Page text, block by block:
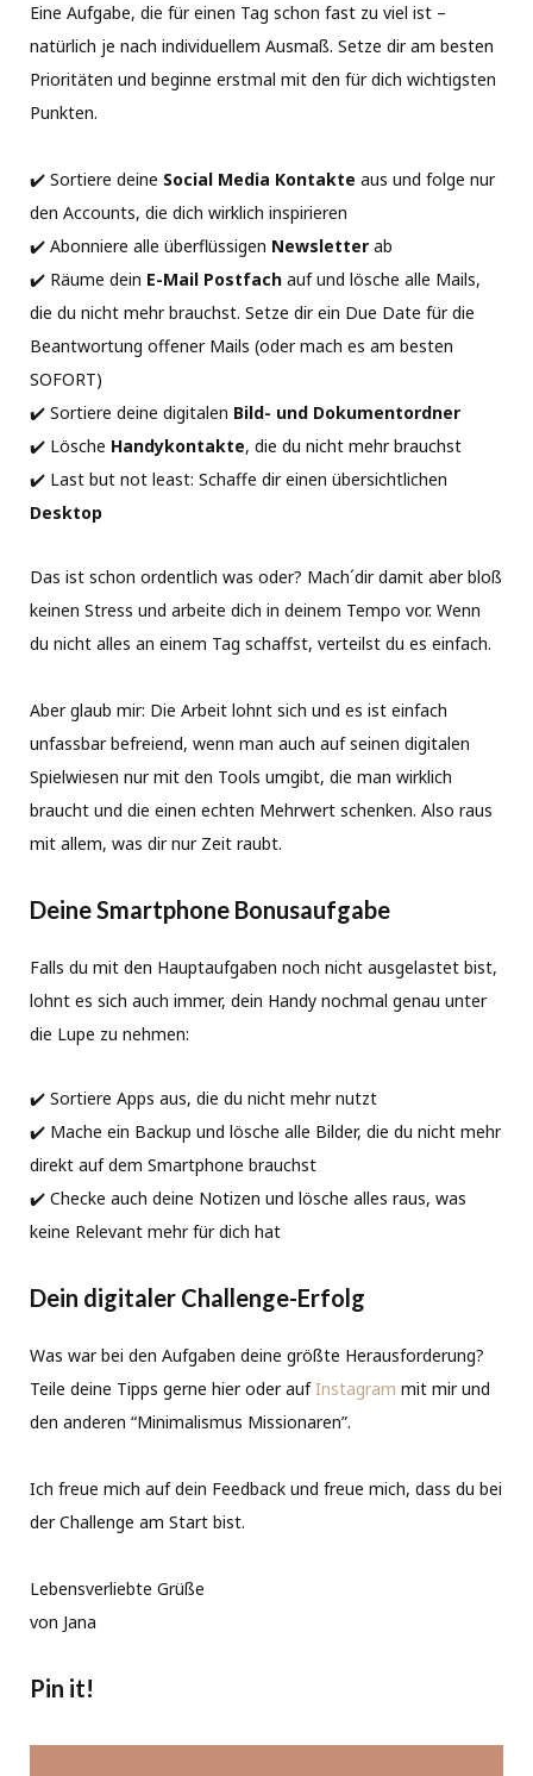
Eine Aufgabe, die für einen Tag schon fast zu viel ist –
natürlich je nach individuellem Ausmaß. Setze dir am besten
Prioritäten und beginne erstmal mit den für dich wichtigsten
Punkten.⁠⠀
✔️ Sortiere deine Social Media Kontakte aus und folge nur
den Accounts, die dich wirklich inspirieren⁠⠀
✔️ Abonniere alle überflüssigen Newsletter ab⁠⠀
✔️ Räume dein E-Mail Postfach auf und lösche alle Mails,
die du nicht mehr brauchst. Setze dir ein Due Date für die
Beantwortung offener Mails (oder mach es am besten
SOFORT)⁠⠀
✔️ Sortiere deine digitalen Bild- und Dokumentordner⁠⠀
✔️ Lösche Handykontakte, die du nicht mehr brauchst⁠⠀
✔️ Last but not least: Schaffe dir einen übersichtlichen
Desktop⁠
Das ist schon ordentlich was oder? Mach´dir damit aber bloß
keinen Stress und arbeite dich in deinem Tempo vor. Wenn
du nicht alles an einem Tag schaffst, verteilst du es einfach.
Aber glaub mir: Die Arbeit lohnt sich und es ist einfach
unfassbar befreiend, wenn man auch auf seinen digitalen
Spielwiesen nur mit den Tools umgibt, die man wirklich
braucht und die einen echten Mehrwert schenken. Also raus
mit allem, was dir nur Zeit raubt.
Deine Smartphone Bonusaufgabe
Falls du mit den Hauptaufgaben noch nicht ausgelastet bist,
lohnt es sich auch immer, dein Handy nochmal genau unter
die Lupe zu nehmen:
✔️ Sortiere Apps aus, die du nicht mehr nutzt
✔️ Mache ein Backup und lösche alle Bilder, die du nicht mehr
direkt auf dem Smartphone brauchst
✔️ Checke auch deine Notizen und lösche alles raus, was
keine Relevant mehr für dich hat
Dein digitaler Challenge-Erfolg
Was war bei den Aufgaben deine größte Herausforderung?
Teile deine Tipps gerne hier oder aufInstagram mit mir und
den anderen “Minimalismus Missionaren”.
Ich freue mich auf dein Feedback und freue mich, dass du bei
der Challenge am Start bist.
Lebensverliebte Grüße
von Jana
Pin it!